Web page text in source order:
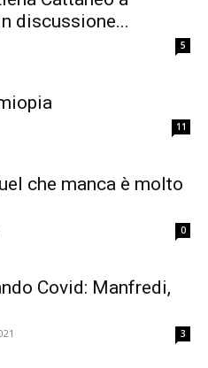
discussione...
5
11
che manca è molto
0
Covid: Manfredi,
3